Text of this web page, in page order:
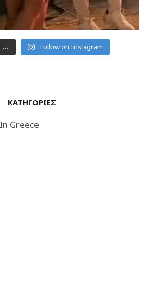
Follow on Instagram
ΚΑΤΗΓΟΡΙΕΣ
Greece